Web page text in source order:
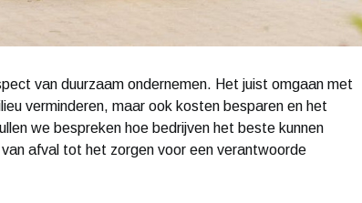
van duurzaam ondernemen. Het juist omgaan met
verminderen, maar ook kosten besparen en het
we bespreken hoe bedrijven het beste kunnen
afval tot het zorgen voor een verantwoorde